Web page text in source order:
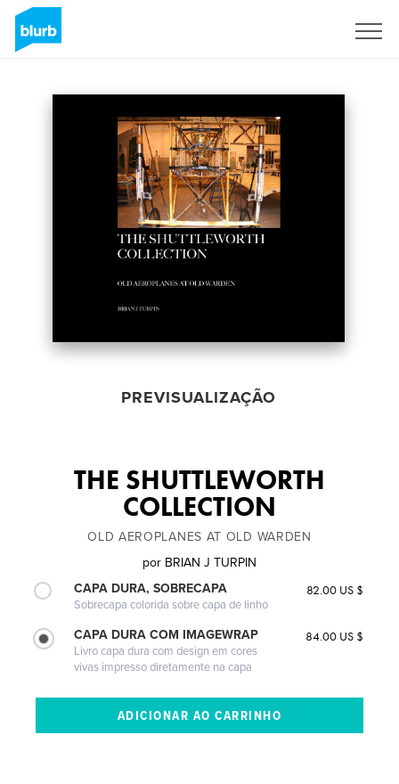
PREVISUALIZAÇÃO
THE SHUTTLEWORTH
COLLECTION
OLD AEROPLANES AT OLD WARDEN
por BRIAN J TURPIN
CAPA DURA, SOBRECAPA
Sobrecapa colorida sobre capa de linho
82.00 US $
CAPA DURA COM IMAGEWRAP
Livro capa dura com design em cores
vivas impresso diretamente na capa
84.00 US $